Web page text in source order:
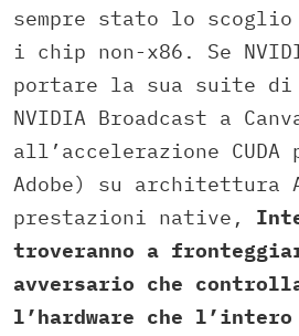
sempre stato lo
i chip non-x86. Se
portare la sua suite di
NVIDIA Broadcast a
all’accelerazione
Adobe) su architettura
prestazioni native,
troveranno a
avversario che
l’hardware che l’intero